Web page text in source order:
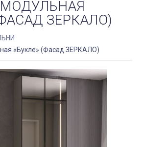
ЗЕРКАЛО)
«Букле» (Фасад ЗЕРКАЛО)